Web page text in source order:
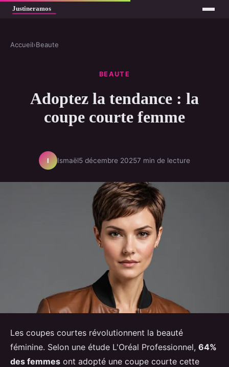
Accueil›Beaute
BEAUTE
Adoptez la tendance : la
coupe courte femme
I Ismaël5 décembre 20257 min de lecture
Les coupes courtes révolutionnent la beauté
féminine. Selon une étude L'Oréal Professionnel, 64%
des femmes ont adopté une coupe courte cette